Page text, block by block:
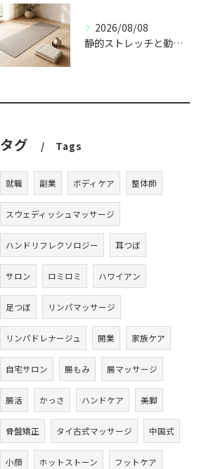
2026/08/08
静的ストレッチと動的ストレッチの違い｜使い分け方
タグ Tags
就職 副業 ボディケア 整体師
スウェディッシュマッサージ
ハンドリフレクソロジー 耳つぼ
サロン ロミロミ ハワイアン
足つぼ リンパマッサージ
リンパドレナージュ 開業 家族ケア
自宅サロン 腸もみ 腸マッサージ
腸活 かっさ ハンドケア 美脚
骨盤矯正 タイ古式マッサージ 中国式
小顔 ホットストーン フットケア